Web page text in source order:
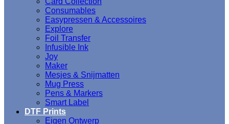
Consumables
Easypressen & Accessoires
Explore
Foil Transfer
Infusible Ink
Joy
Maker
Mesjes & Snijmatten
Mug Press
Pens & Markers
Smart Label
DTF Prints
Eigen Ontwerp